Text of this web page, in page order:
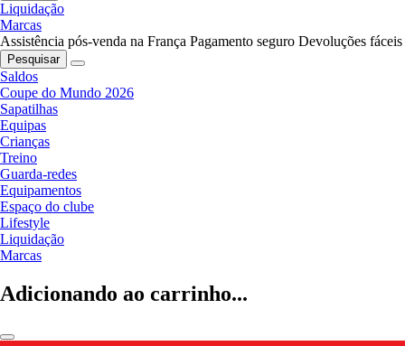
Liquidação
Marcas
Assistência pós-venda na França Pagamento seguro Devoluções fáceis
Pesquisar
Saldos
Coupe do Mundo 2026
Sapatilhas
Equipas
Crianças
Treino
Guarda-redes
Equipamentos
Espaço do clube
Lifestyle
Liquidação
Marcas
Adicionando ao carrinho...